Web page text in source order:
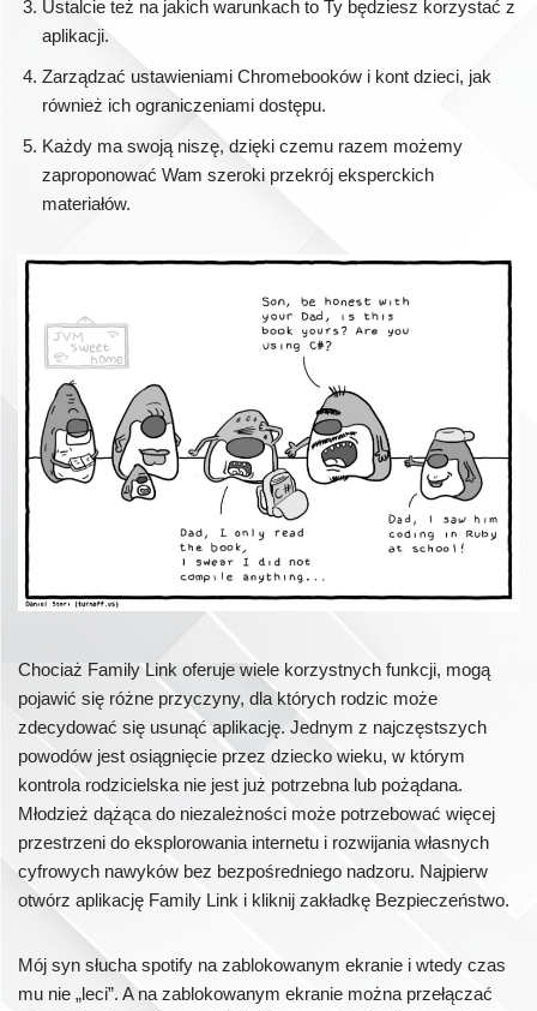
Ustalcie też na jakich warunkach to Ty będziesz korzystać z
aplikacji.
Zarządzać ustawieniami Chromebooków i kont dzieci, jak
również ich ograniczeniami dostępu.
Każdy ma swoją niszę, dzięki czemu razem możemy
zaproponować Wam szeroki przekrój eksperckich
materiałów.
Chociaż Family Link oferuje wiele korzystnych funkcji, mogą
pojawić się różne przyczyny, dla których rodzic może
zdecydować się usunąć aplikację. Jednym z najczęstszych
powodów jest osiągnięcie przez dziecko wieku, w którym
kontrola rodzicielska nie jest już potrzebna lub pożądana.
Młodzież dążąca do niezależności może potrzebować więcej
przestrzeni do eksplorowania internetu i rozwijania własnych
cyfrowych nawyków bez bezpośredniego nadzoru. Najpierw
otwórz aplikację Family Link i kliknij zakładkę Bezpieczeństwo.
Mój syn słucha spotify na zablokowanym ekranie i wtedy czas
mu nie „leci”. A na zablokowanym ekranie można przełączać